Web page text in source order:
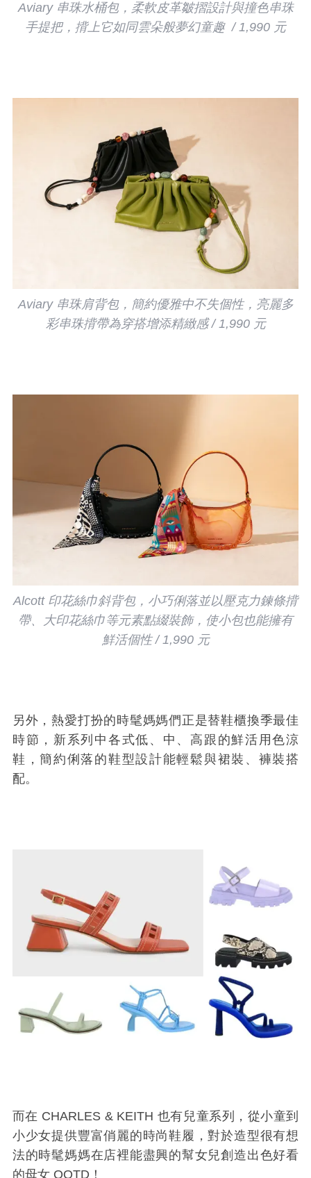
Aviary 串珠水桶包，柔軟皮革皺摺設計與撞色串珠
手提把，揹上它如同雲朵般夢幻童趣 / 1,990 元
Aviary 串珠肩背包，簡約優雅中不失個性，亮麗多
彩串珠揹帶為穿搭增添精緻感 / 1,990 元
Alcott 印花絲巾斜背包，小巧俐落並以壓克力鍊條揹
帶、大印花絲巾等元素點綴裝飾，使小包也能擁有
鮮活個性 / 1,990 元
另外，熱愛打扮的時髦媽媽們正是替鞋櫃換季最佳
時節，新系列中各式低、中、高跟的鮮活用色涼
鞋，簡約俐落的鞋型設計能輕鬆與裙裝、褲裝搭
配。
而在 CHARLES & KEITH 也有兒童系列，從小童到
小少女提供豐富俏麗的時尚鞋履，對於造型很有想
法的時髦媽媽在店裡能盡興的幫女兒創造出色好看
的母女 OOTD！